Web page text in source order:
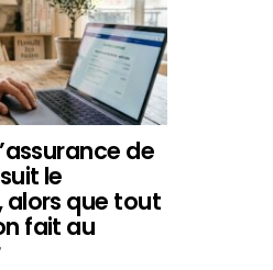
de
le
que tout
fait au